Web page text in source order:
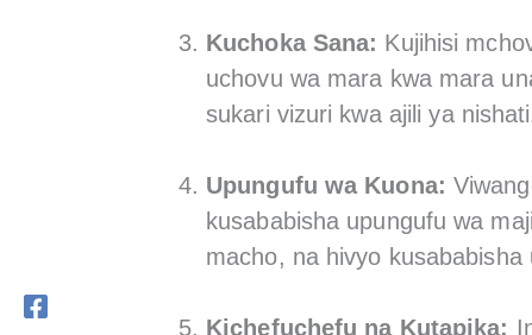
Kuchoka Sana: Kujihisi
uchovu wa mara kwa mara
sukari vizuri kwa ajili ya
Upungufu wa Kuona:
kusababisha upungufu wa
macho, na hivyo kusababisha
Kichefuchefu na Kutapika: